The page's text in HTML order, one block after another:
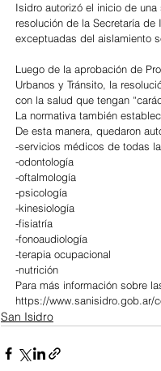
Isidro autorizó el inicio de
resolución de la Secretaría
exceptuadas del aislamiento
Luego de la aprobación de
Urbanos y Tránsito, la
con la salud que tengan
La normativa también
De esta manera, quedaron
-servicios médicos de todas
-odontología
-oftalmología
-psicología
-kinesiología
-fisiatría
-fonoaudiología
-terapia ocupacional
-nutrición
Para más información sobre
https://www.sanisidro.gob.ar/
San Isidro